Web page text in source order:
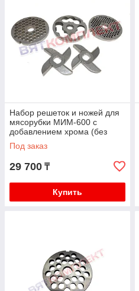
Набор решеток и ножей для
мясорубки МИМ-600 с
добавлением хрома (без
бурта)
Под заказ
29 700 ₸
Купить